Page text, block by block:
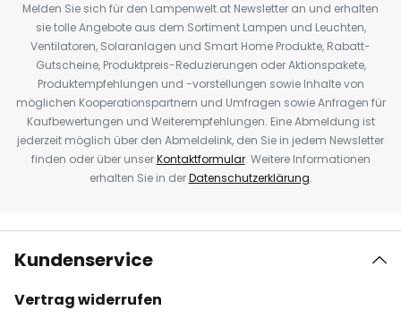
Melden Sie sich für den Lampenwelt.at Newsletter an und erhalten
sie tolle Angebote aus dem Sortiment Lampen und Leuchten,
Ventilatoren, Solaranlagen und Smart Home Produkte, Rabatt-
Gutscheine, Produktpreis-Reduzierungen oder Aktionspakete,
Produktempfehlungen und -vorstellungen sowie Inhalte von
möglichen Kooperationspartnern und Umfragen sowie Anfragen für
Kaufbewertungen und Weiterempfehlungen. Eine Abmeldung ist
jederzeit möglich über den Abmeldelink, den Sie in jedem Newsletter
finden oder über unserKontaktformular. Weitere Informationen
erhalten Sie in derDatenschutzerklärung.
Kundenservice
Vertrag widerrufen